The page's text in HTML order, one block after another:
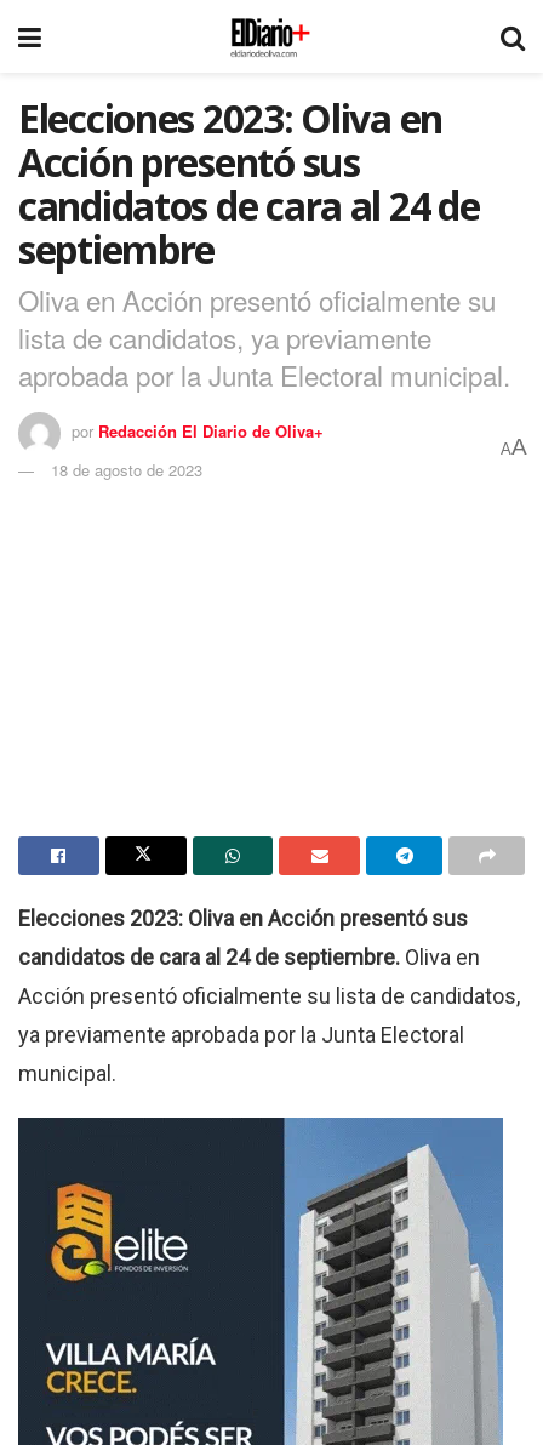
Elecciones 2023: Oliva en
Acción presentó sus
candidatos de cara al 24 de
septiembre
Oliva en Acción presentó oficialmente su
lista de candidatos, ya previamente
aprobada por la Junta Electoral municipal.
por Redacción El Diario de Oliva+
18 de agosto de 2023
AA
Elecciones 2023: Oliva en Acción presentó sus
candidatos de cara al 24 de septiembre. Oliva en
Acción presentó oficialmente su lista de candidatos,
ya previamente aprobada por la Junta Electoral
municipal.